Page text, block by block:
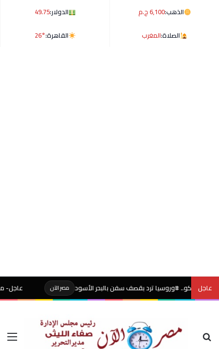
الذهب:6,100 ج.م الدولار:49.75
الصلاة:المغرب القاهرة:26°
عاجل#وروسيا ترد بقصف سفن بالبحر الأسود مصر الآن عاجل- محكمة
بحث عن